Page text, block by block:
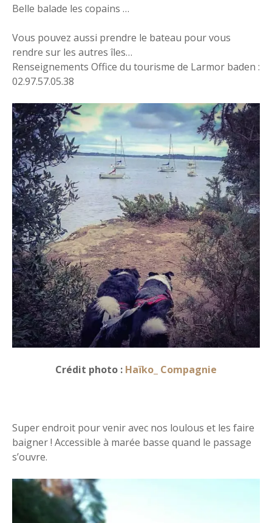
Belle balade les copains …
Vous pouvez aussi prendre le bateau pour vous
rendre sur les autres îles…
Renseignements Office du tourisme de Larmor baden :
02.97.57.05.38
Crédit photo : Haïko_ Compagnie
Super endroit pour venir avec nos loulous et les faire
baigner ! Accessible à marée basse quand le passage
s’ouvre.